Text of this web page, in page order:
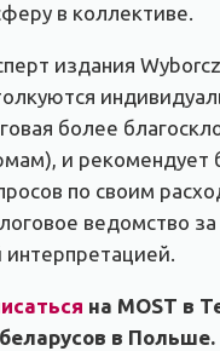
в коллективе.
издания
более
и рекомендует
по своим
ведомство за
на MOST в
в Польше.